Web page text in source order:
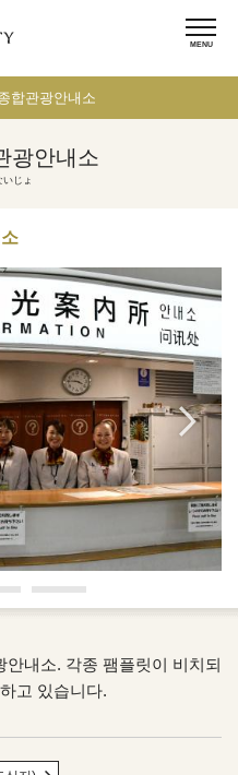
합관광안내소
광안내소
じょ
내소. 각종 팸플릿이 비치되
고 있습니다.